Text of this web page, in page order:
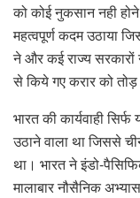
को कोई नुकसान नही
महत्वपूर्ण कदम उठाया
ने और कई राज्य सरकारों
से किये गए करार को तोड़
भारत की कार्यवाही
उठाने वाला था जिससे
था। भारत ने इंडो-
मालाबार नौसैनिक